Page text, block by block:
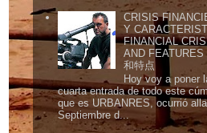
CRISIS
Y
FINANCIAL
AND
和特点
Hoy voy a poner
cuarta entrada de todo este
que es URBANRES, ocurrió
Septiembre d...